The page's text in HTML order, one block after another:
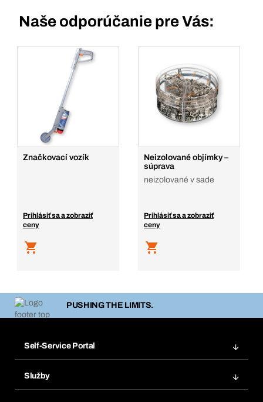
Naše odporúčanie pre Vás:
Značkovací vozík
Prihlásiť sa a zobraziť
ceny
Neizolované objímky –
súprava
neizolované v sade
Prihlásiť sa a zobraziť
ceny
PUSHING THE LIMITS.
Self-Service Portal
Služby